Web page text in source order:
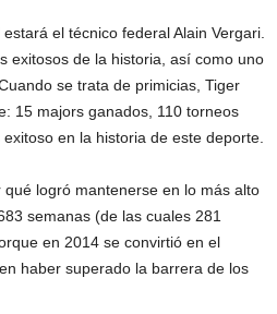
el técnico federal Alain Vergari.
exitosos de la historia, así como uno
se trata de primicias, Tiger
15 majors ganados, 110 torneos
en la historia de este deporte.
logró mantenerse en lo más alto
semanas (de las cuales 281
en 2014 se convirtió en el
haber superado la barrera de los